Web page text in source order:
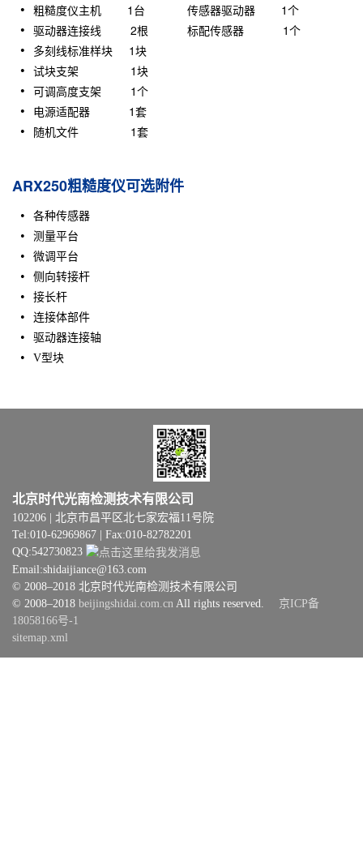
粗糙度仪主机 1台 传感器驱动器 1个
驱动器连接线 2根 标配传感器 1个
多刻线标准样块 1块
试块支架 1块
可调高度支架 1个
电源适配器 1套
随机文件 1套
ARX250粗糙度仪可选附件
各种传感器
测量平台
微调平台
侧向转接杆
接长杆
连接体部件
驱动器连接轴
V型块
北京时代光南检测技术有限公司
102206 | 北京市昌平区北七家宏福11号院
Tel:010-62969867 | Fax:010-82782201
QQ:542730823
Email:shidaijiance@163.com
© 2008–2018 北京时代光南检测技术有限公司
© 2008–2018 beijingshidai.com.cn All rights reserved. 京ICP备
18058166号-1
sitemap.xml